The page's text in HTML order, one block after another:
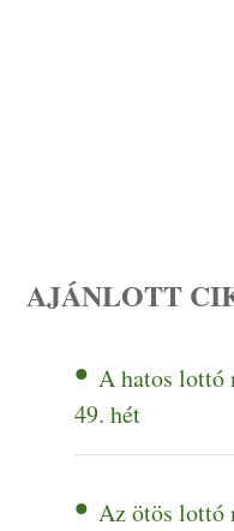
AJÁNLOTT
A hatos lottó
49. hét
Az ötös lottó